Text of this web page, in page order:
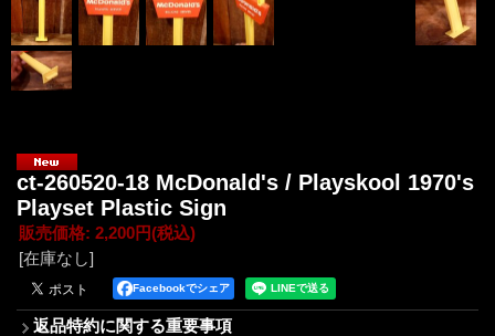
ct-260520-18 McDonald's / Playskool 1970's
Playset Plastic Sign
販売価格: 2,200円(税込)
[在庫なし]
Facebookでシェア
返品特約に関する重要事項